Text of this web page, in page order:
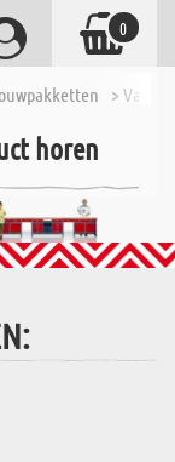
> Van 7
horen
0